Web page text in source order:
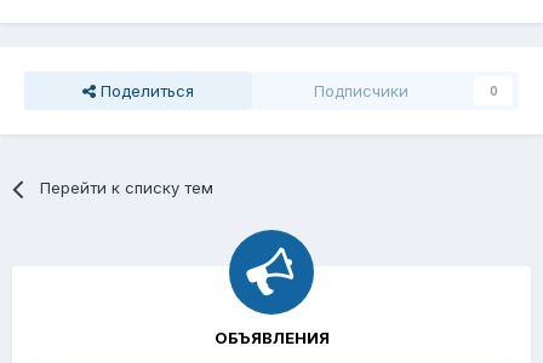
Поделиться Подписчики 0
Перейти к списку тем
ОБЪЯВЛЕНИЯ